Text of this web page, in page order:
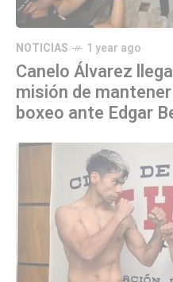
NOTICIAS 1 year ago
Canelo Álvarez
misión de
boxeo ante Edgar